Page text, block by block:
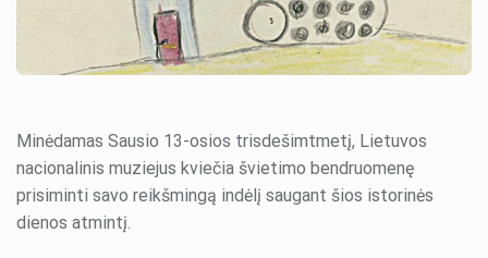
Draugiškas internetas
Edukacija
GLOBE programa
Minėdamas Sausio 13-osios trisdešimtmetį, Lietuvos
nacionalinis muziejus kviečia švietimo bendruomenę
prisiminti savo reikšmingą indėlį saugant šios istorinės
dienos atmintį.